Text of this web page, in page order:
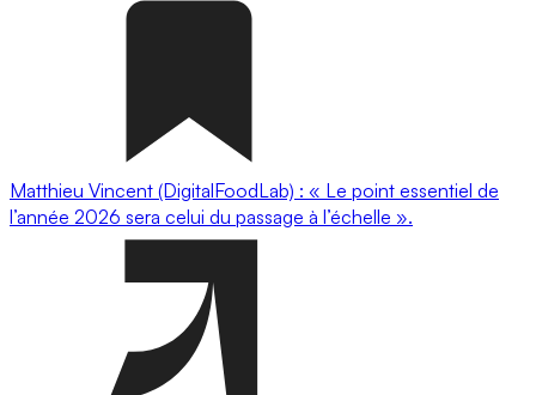
Matthieu Vincent (DigitalFoodLab) : « Le point essentiel de
l’année 2026 sera celui du passage à l’échelle ».